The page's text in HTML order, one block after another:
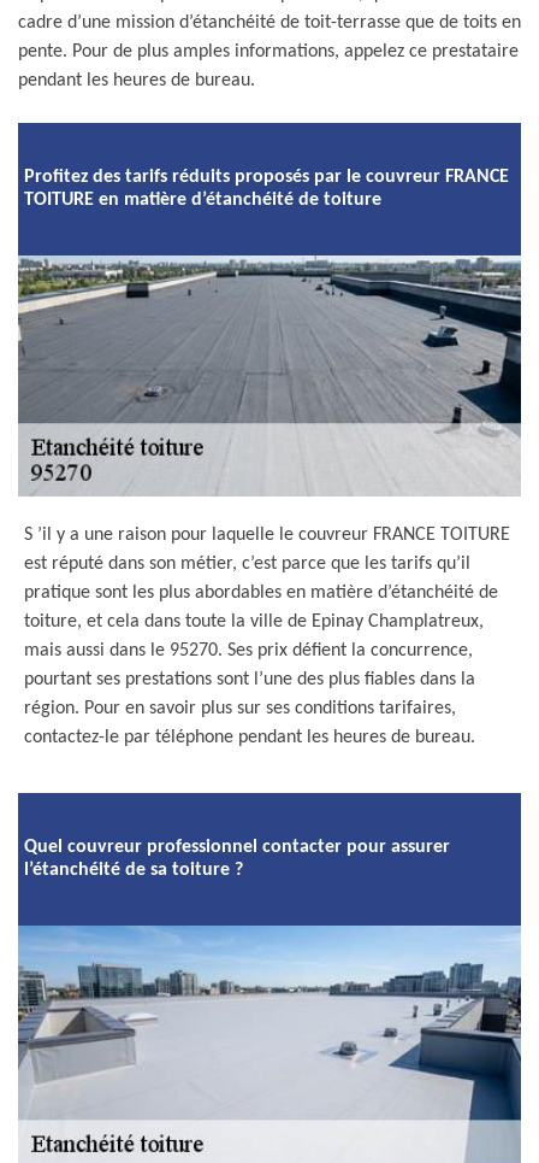
cadre d’une mission d’étanchéité de toit-terrasse que de toits en
pente. Pour de plus amples informations, appelez ce prestataire
pendant les heures de bureau.
Profitez des tarifs réduits proposés par le couvreur FRANCE
TOITURE en matière d’étanchéité de toiture
S ’il y a une raison pour laquelle le couvreur FRANCE TOITURE
est réputé dans son métier, c’est parce que les tarifs qu’il
pratique sont les plus abordables en matière d’étanchéité de
toiture, et cela dans toute la ville de Epinay Champlatreux,
mais aussi dans le 95270. Ses prix défient la concurrence,
pourtant ses prestations sont l’une des plus fiables dans la
région. Pour en savoir plus sur ses conditions tarifaires,
contactez-le par téléphone pendant les heures de bureau.
Quel couvreur professionnel contacter pour assurer
l’étanchéité de sa toiture ?